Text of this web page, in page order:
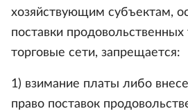
хозяйствующим субъектам,
поставки продовольственных
торговые сети, запрещается:
1) взимание платы либо
право поставок